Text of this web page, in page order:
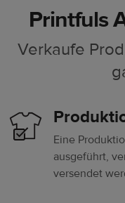
Printfuls
Verkaufe
Eine
ausgeführt,
versendet